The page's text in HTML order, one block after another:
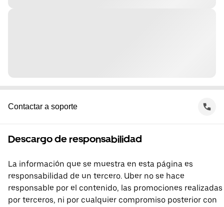
Contactar a soporte
Descargo de responsabilidad
La información que se muestra en esta página es
responsabilidad de un tercero. Uber no se hace
responsable por el contenido, las promociones realizadas
por terceros, ni por cualquier compromiso posterior con